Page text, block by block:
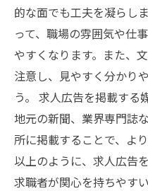
的な面でも工夫を凝らし
って、職場の雰囲気や仕
やすくなります。また、
注意し、見やすく分かり
う。 求人広告を掲載する
地元の新聞、業界専門誌
所に掲載することで、よ
以上のように、求人広告
求職者が関心を持ちやす